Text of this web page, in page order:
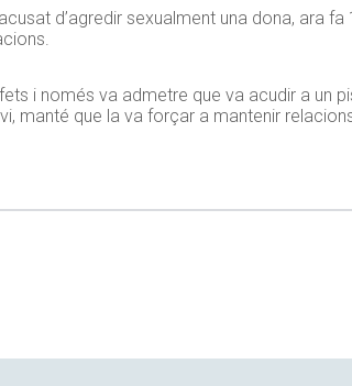
d’agredir sexualment una dona, ara
i només va admetre que va acudir a un
manté que la va forçar a mantenir